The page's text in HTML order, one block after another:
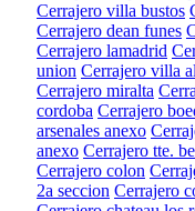
Cerrajero villa bustos
Cerrajero dean funes
Cerrajero lamadrid
union Cerrajero villa
Cerrajero miralta
cordoba Cerrajero
arsenales anexo
anexo Cerrajero tte.
Cerrajero colon
2a seccion Cerrajero